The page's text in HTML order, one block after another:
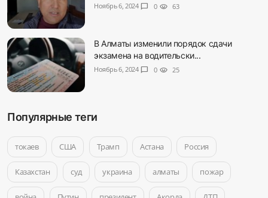
Ноябрь 6, 2024 chat_bubble 0 visibility 63
В Алматы изменили порядок сдачи
экзамена на водительски...
Ноябрь 6, 2024 chat_bubble 0 visibility 25
Популярные теги
токаев США Трамп Астана Россия
Казахстан суд украина алматы пожар